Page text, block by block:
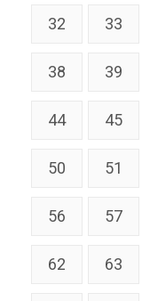
32 33
38 39
44 45
50 51
56 57
62 63